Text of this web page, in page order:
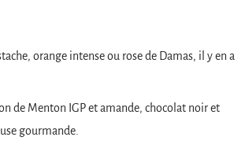
orange intense ou rose de Damas, il y en a
de Menton IGP et amande, chocolat noir et
gourmande.